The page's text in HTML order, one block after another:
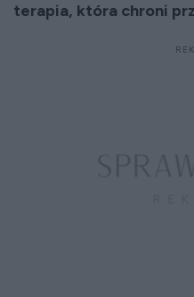
terapia, która chroni